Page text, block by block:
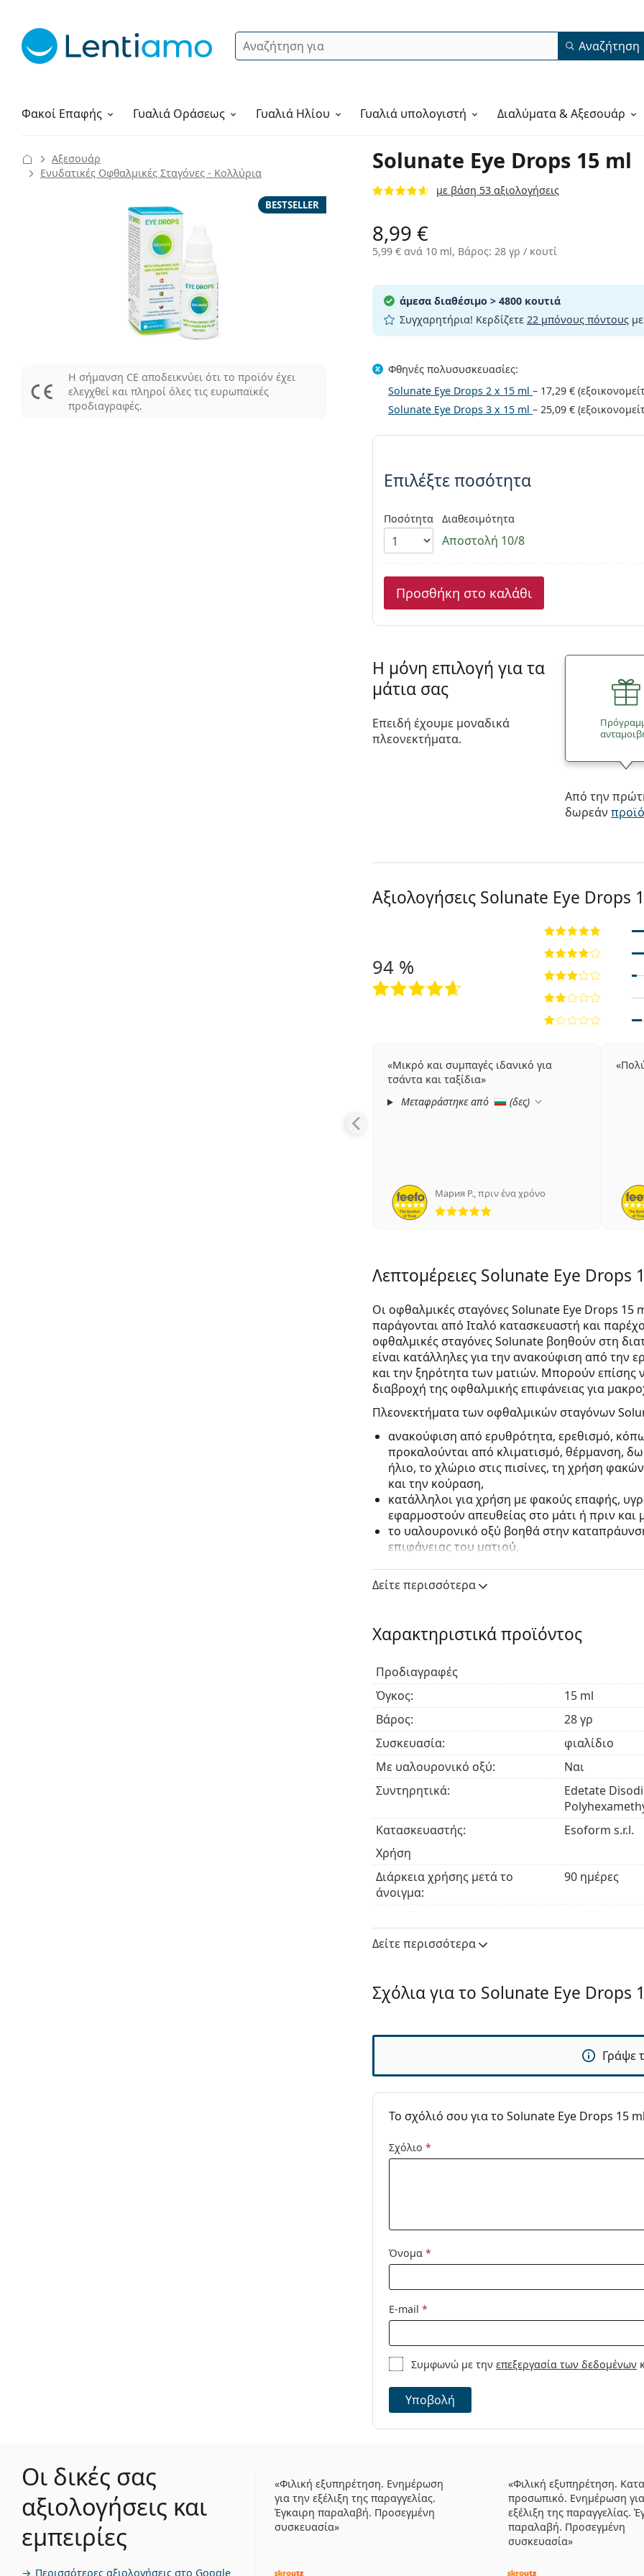
Αναζήτηση Αναζήτηση
Φακοί Επαφής
Υγρά φακών ΓυαλιάΟράσεως Γυαλιά Ηλίου Γυαλιά υπολογιστή Διαλύματα & Αξεσουάρ
Πώς να παραγγείλετε
Solunate Eye Drops 15 ml
με βάση 53 αξιολογήσεις
Αξεσουάρ
Ενυδατικές Οφθαλμικές Σταγόνες - Κολλύρια
BESTSELLER
Η σήμανση CE αποδεικνύει ότι το προϊόν έχει
ελεγχθεί και πληροί όλες τις ευρωπαϊκές
προδιαγραφές.
8,99 €
5,99 €ανά 10 ml, Βάρος: 28 γρ / κουτί
άμεσα διαθέσιμο > 4800 κουτιά
Συγχαρητήρια! Κερδίζετε 22 μπόνους πόντουςμε
Φθηνές πολυσυσκευασίες:
Solunate Eye Drops 2 x 15 ml– 17,29 €
Solunate Eye Drops 3 x 15 ml–25,09 €
Συμπληρώστε τις παράμετρους
Επιλέξτε ποσότητα
Ποσότητα Διαθεσιμότητα
Αποστολή 10/8
Προσθήκη στο καλάθι
Η μόνη επιλογή για τα
μάτια σας
Επειδή έχουμε μοναδικά
πλεονεκτήματα.
Από την
δωρεάν
Αξιολογήσεις Solunate Eye Drops
94 %
Μικρό και συμπαγές ιδανικό για
τσάντα και ταξίδια
Μεταφράστηκε από
(δες)
Мария Р.,πριν ένα χρόνο
5 αξιολογήσεις από 5
Λεπτομέρειες Solunate Eye Drops
Οι οφθαλμικές σταγόνες Solunate Eye Drops
παράγονται από Ιταλό κατασκευαστή και
οφθαλμικές σταγόνες Solunate βοηθούν στη
είναι κατάλληλες για την ανακούφιση από την
και την ξηρότητα των ματιών. Μπορούν επίσης
διαβροχή της οφθαλμικής επιφάνειας για
Πλεονεκτήματα των οφθαλμικών σταγόνων
ανακούφιση από ερυθρότητα, ερεθισμό,
προκαλούνται από κλιματισμό, θέρμανση,
ήλιο, το χλώριο στις πισίνες, τη χρήση
και την κούραση,
κατάλληλοι για χρήση με φακούς επαφής,
εφαρμοστούν απευθείας στο μάτι ή πριν και
το υαλουρονικό οξύ βοηθά στην
επιφάνειας του ματιού,
οφθαλμικών σταγόνων και έχουν
Bluebottle προσφέρει καταπραϋντική
σταγόνες μπορούν να χρησιμοποιηθούν
παιδιών και των ηλικιωμένων.
Δείτε περισσότερα
Χαρακτηριστικά προϊόντος
Προδιαγραφές
Όγκος:
15 ml
Βάρος:
28 γρ
Συσκευασία:
φιαλίδιο
Με υαλουρονικό οξύ:
Ναι
Συντηρητικά:
Edetate
Κατασκευαστής:
Esoform s.r.l.
Χρήση
Διάρκεια χρήσης μετά το
άνοιγμα:
90 ημέρες
Για χρήση με φακούς:
Κατηγορία:
Ενυδατικές
Αξεσουάρ
Δείτε περισσότερα
Σχόλια για το Solunate Eye Drops
Γράψε
To σχόλιό σου για το Solunate Eye Drops 15
Σχόλιο *
Όνομα *
E-mail *
Συμφωνώ με τηνεπεξεργασία των δεδομένων
Υποβολή
Οι δικές σας
αξιολογήσεις και
εμπειρίες
Περισσότερες αξιολογήσεις στο Google
Φιλική εξυπηρέτηση. Ενημέρωση
για την εξέλιξη της παραγγελίας.
Έγκαιρη παραλαβή. Προσεγμένη
συσκευασία
Φιλική εξυπηρέτηση.
προσωπικό. Ενημέρωση
εξέλιξη της παραγγελίας.
παραλαβή. Προσεγμένη
συσκευασία